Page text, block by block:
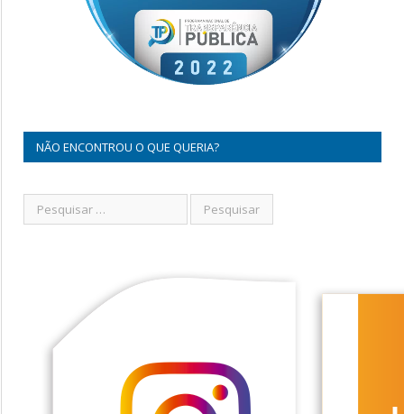
NÃO ENCONTROU O QUE QUERIA?